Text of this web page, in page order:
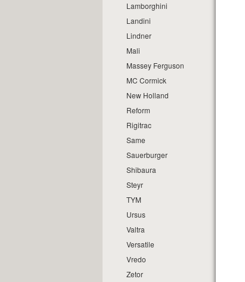
Lamborghini
Landini
Lindner
Mali
Massey Ferguson
MC Cormick
New Holland
Reform
Rigitrac
Same
Sauerburger
Shibaura
Steyr
TYM
Ursus
Valtra
Versatile
Vredo
Zetor